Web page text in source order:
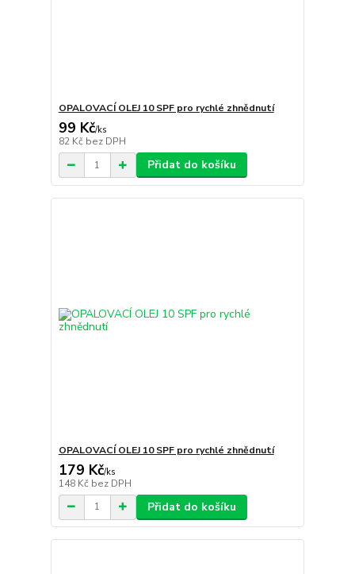
OPALOVACÍ OLEJ 10 SPF pro rychlé zhnědnutí
99 Kč/ks
82 Kč bez DPH
Přidat do košíku
OPALOVACÍ OLEJ 10 SPF pro rychlé zhnědnutí
179 Kč/ks
148 Kč bez DPH
Přidat do košíku